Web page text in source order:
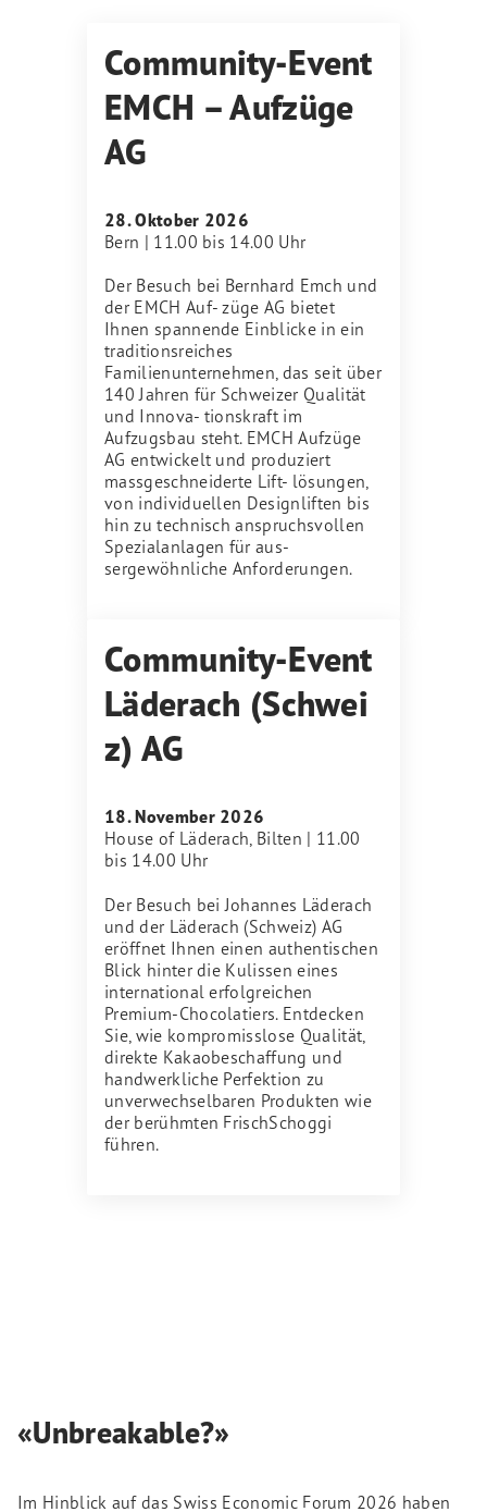
Community-Event
EMCH – Aufzüge
AG
28. Oktober 2026
Bern | 11.00 bis 14.00 Uhr
Der Besuch bei Bernhard Emch und
der EMCH Auf- züge AG bietet
Ihnen spannende Einblicke in ein
traditionsreiches
Familienunternehmen, das seit über
140 Jahren für Schweizer Qualität
und Innova- tionskraft im
Aufzugsbau steht. EMCH Aufzüge
AG entwickelt und produziert
massgeschneiderte Lift- lösungen,
von individuellen Designliften bis
hin zu technisch anspruchsvollen
Spezialanlagen für aus-
sergewöhnliche Anforderungen.
Community-Event
Läderach (Schwei
z) AG
18. November 2026
House of Läderach, Bilten | 11.00
bis 14.00 Uhr
Der Besuch bei Johannes Läderach
und der Läderach (Schweiz) AG
eröffnet Ihnen einen authentischen
Blick hinter die Kulissen eines
international erfolgreichen
Premium-Chocolatiers. Entdecken
Sie, wie kompromisslose Qualität,
direkte Kakaobeschaffung und
handwerkliche Perfektion zu
unverwechselbaren Produkten wie
der berühmten FrischSchoggi
führen.
«Unbreakable?»
Im Hinblick auf das Swiss Economic Forum 2026 haben